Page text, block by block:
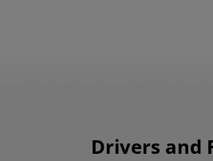
Drivers and